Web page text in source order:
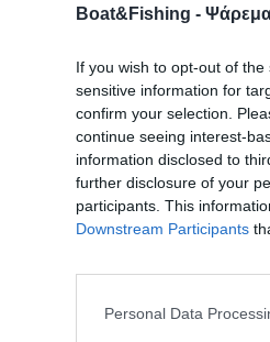
Boat&Fishing -
If you wish to opt-out of
sensitive information for
confirm your selection.
continue seeing interest-
information disclosed to
further disclosure of your
participants. This
Downstream Participants
Personal Data